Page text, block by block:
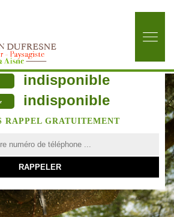
indisponible
indisponible
RAPPEL GRATUITEMENT